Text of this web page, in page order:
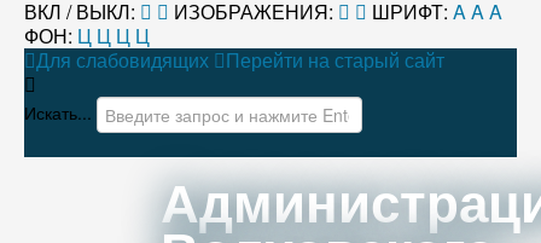
ВКЛ / ВЫКЛ: ИЗОБРАЖЕНИЯ: ШРИФТ: AAA
ФОН: Ц Ц Ц Ц
Для слабовидящих
Перейти на старый сайт
Искать...